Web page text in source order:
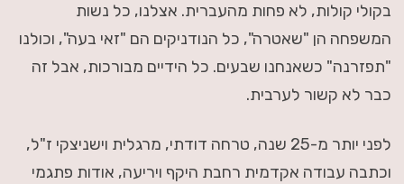
בקולי קולות, לא פחות מהעברית. אצלנו, כל נשות
המשפחה הן "שאטרה", כל הנודניקים הם "זאי בעה", וכולנו
"תפזרנה" כשאנחנו שבעים. כל הידיים מבורכות, אבל זה
כבר לא קשור לערבית.
לפני יותר מ-25 שנה, טרחה דודתי, מרגלית וישניצקי ז"ל,
וכתבה עבודה אקדמית רחבת היקף ויריעה, אודות פתגמי